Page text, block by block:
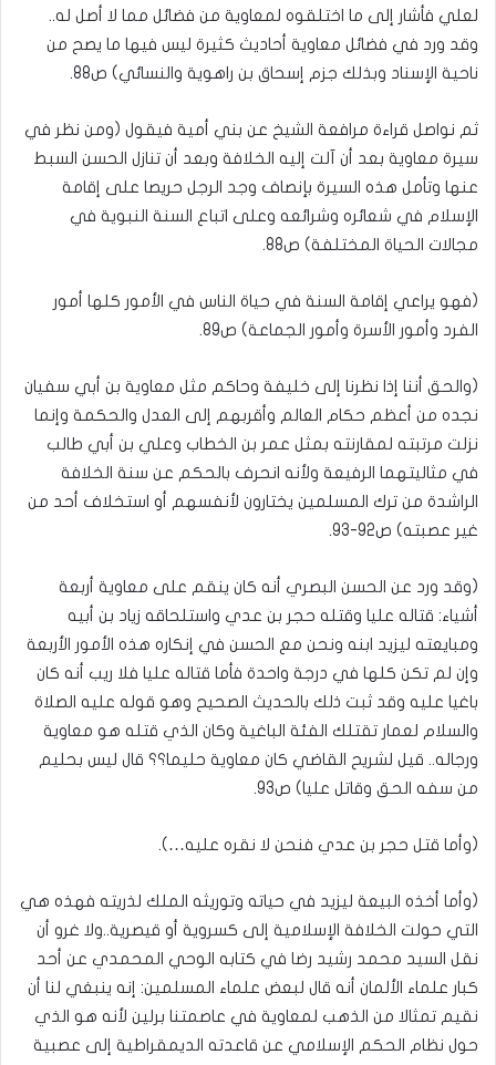
لعلي فأشار إلى ما اختلقوه لمعاوية من فضائل مما لا أصل له..
وقد ورد في فضائل معاوية أحاديث كثيرة ليس فيها ما يصح من
ناحية الإسناد وبذلك جزم إسحاق بن راهوية والنسائي) ص88.
ثم نواصل قراءة مرافعة الشيخ عن بني أمية فيقول (ومن نظر في
سيرة معاوية بعد أن آلت إليه الخلافة وبعد أن تنازل الحسن السبط
عنها وتأمل هذه السيرة بإنصاف وجد الرجل حريصا على إقامة
الإسلام في شعائره وشرائعه وعلى اتباع السنة النبوية في
مجالات الحياة المختلفة) ص88.
(فهو يراعي إقامة السنة في حياة الناس في الأمور كلها أمور
الفرد وأمور الأسرة وأمور الجماعة) ص89.
(والحق أننا إذا نظرنا إلى خليفة وحاكم مثل معاوية بن أبي سفيان
نجده من أعظم حكام العالم وأقربهم إلى العدل والحكمة وإنما
نزلت مرتبته لمقارنته بمثل عمر بن الخطاب وعلي بن أبي طالب
في مثاليتهما الرفيعة ولأنه انحرف بالحكم عن سنة الخلافة
الراشدة من ترك المسلمين يختارون لأنفسهم أو استخلاف أحد من
غير عصبته) ص92-93.
(وقد ورد عن الحسن البصري أنه كان ينقم على معاوية أربعة
أشياء: قتاله عليا وقتله حجر بن عدي واستلحاقه زياد بن أبيه
ومبايعته ليزيد ابنه ونحن مع الحسن في إنكاره هذه الأمور الأربعة
وإن لم تكن كلها في درجة واحدة فأما قتاله عليا فلا ريب أنه كان
باغيا عليه وقد ثبت ذلك بالحديث الصحيح وهو قوله عليه الصلاة
والسلام لعمار تقتلك الفئة الباغية وكان الذي قتله هو معاوية
ورجاله.. قيل لشريح القاضي كان معاوية حليما؟؟ قال ليس بحليم
من سفه الحق وقاتل عليا) ص93.
(وأما قتل حجر بن عدي فنحن لا نقره عليه…).
(وأما أخذه البيعة ليزيد في حياته وتوريثه الملك لذريته فهذه هي
التي حولت الخلافة الإسلامية إلى كسروية أو قيصرية..ولا غرو أن
نقل السيد محمد رشيد رضا في كتابه الوحي المحمدي عن أحد
كبار علماء الألمان أنه قال لبعض علماء المسلمين: إنه ينبغي لنا أن
نقيم تمثالا من الذهب لمعاوية في عاصمتنا برلين لأنه هو الذي
حول نظام الحكم الإسلامي عن قاعدته الديمقراطية إلى عصبية